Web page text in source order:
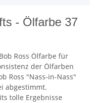
- Ölfarbe 37
Ross Ölfarbe für
der Ölfarben
Ross "Nass-in-Nass"
abgestimmt.
tolle Ergebnisse